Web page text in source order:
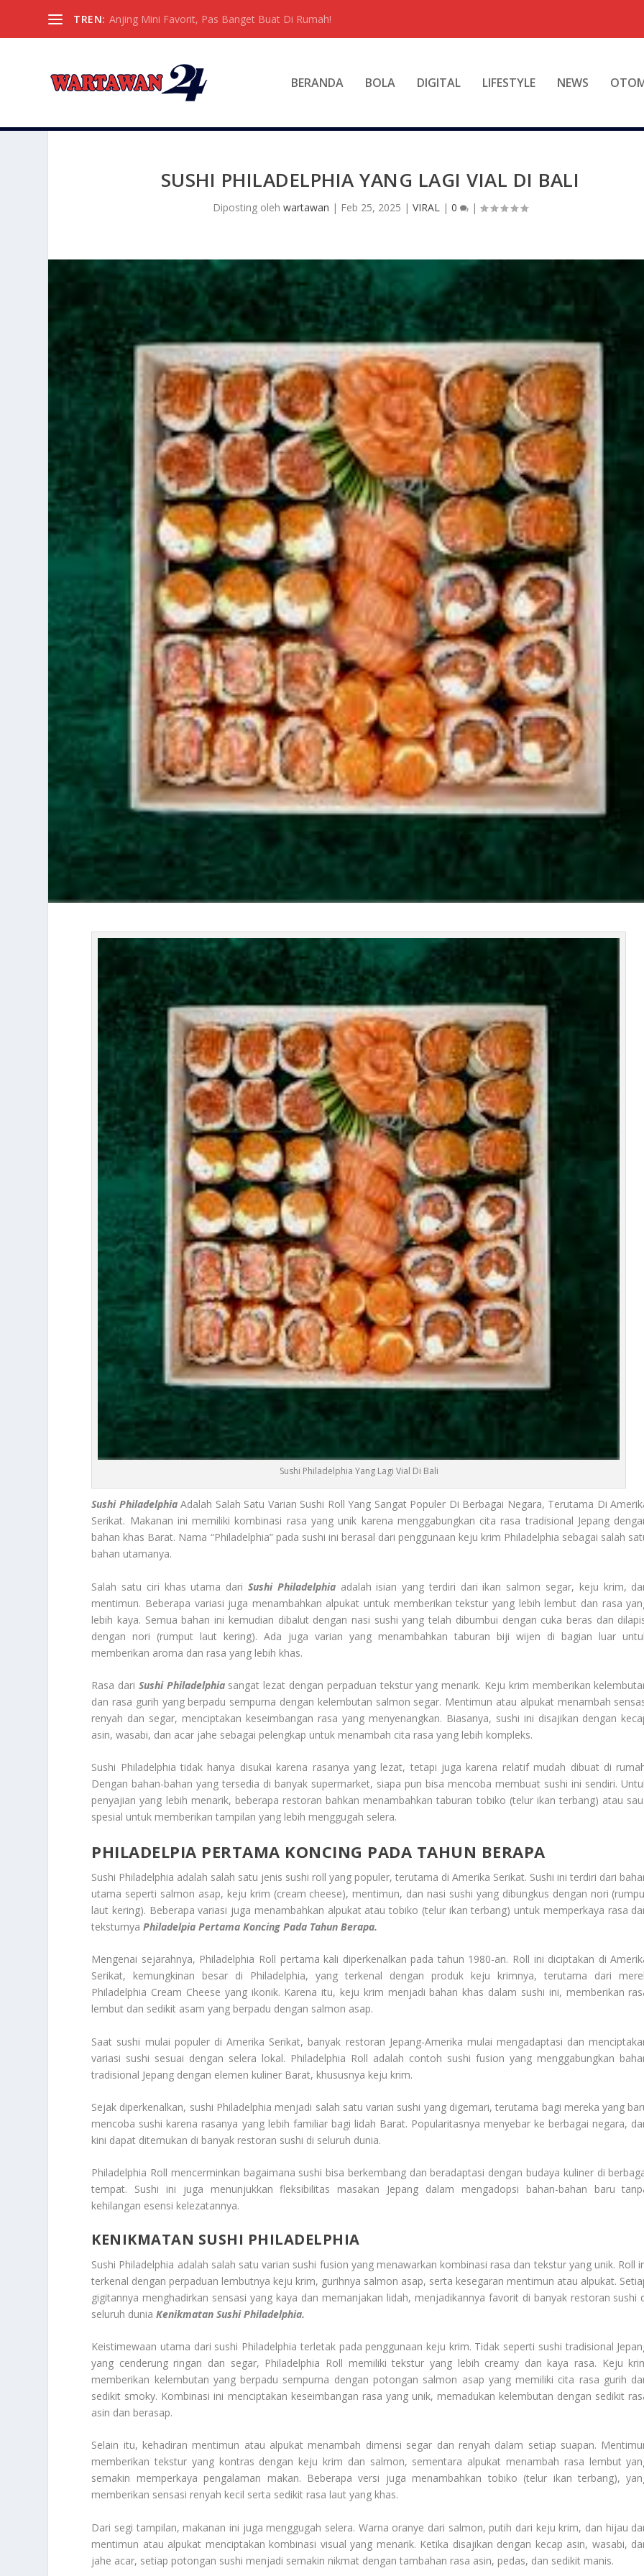
TREN: Anjing Mini Favorit, Pas Banget Buat Di Rumah!
BERANDA BOLA DIGITAL LIFESTYLE NEWS
SUSHI PHILADELPHIA YANG LAGI VIAL DI BALI
Diposting oleh wartawan | Feb 25, 2025 | VIRAL| 0 |
Sushi Philadelphia Yang Lagi Vial Di Bali
Sushi PhiladelphiaAdalah Salah Satu Varian Sushi Roll Yang Sangat Populer Di Berbagai Negara, Terutama Di
Serikat. Makanan ini memiliki kombinasi rasa yang unik karena menggabungkan cita rasa tradisional Jepang
bahan khas Barat. Nama “Philadelphia” pada sushi ini berasal dari penggunaan keju krim Philadelphia sebagai salah
bahan utamanya.
Salah satu ciri khas utama dari Sushi Philadelphiaadalah isian yang terdiri dari ikan salmon segar, keju krim,
mentimun. Beberapa variasi juga menambahkan alpukat untuk memberikan tekstur yang lebih lembut dan rasa
lebih kaya. Semua bahan ini kemudian dibalut dengan nasi sushi yang telah dibumbui dengan cuka beras dan
dengan nori (rumput laut kering). Ada juga varian yang menambahkan taburan biji wijen di bagian luar
memberikan aroma dan rasa yang lebih khas.
Rasa dari Sushi Philadelphiasangat lezat dengan perpaduan tekstur yang menarik. Keju krim memberikan
dan rasa gurih yang berpadu sempurna dengan kelembutan salmon segar. Mentimun atau alpukat menambah
renyah dan segar, menciptakan keseimbangan rasa yang menyenangkan. Biasanya, sushi ini disajikan dengan
asin, wasabi, dan acar jahe sebagai pelengkap untuk menambah cita rasa yang lebih kompleks.
Sushi Philadelphia tidak hanya disukai karena rasanya yang lezat, tetapi juga karena relatif mudah dibuat di
Dengan bahan-bahan yang tersedia di banyak supermarket, siapa pun bisa mencoba membuat sushi ini sendiri.
penyajian yang lebih menarik, beberapa restoran bahkan menambahkan taburan tobiko (telur ikan terbang) atau
spesial untuk memberikan tampilan yang lebih menggugah selera.
PHILADELPIA PERTAMA KONCING PADA TAHUN BERAPA
Sushi Philadelphia adalah salah satu jenis sushi roll yang populer, terutama di Amerika Serikat. Sushi ini terdiri dari
utama seperti salmon asap, keju krim (cream cheese), mentimun, dan nasi sushi yang dibungkus dengan nori
laut kering). Beberapa variasi juga menambahkan alpukat atau tobiko (telur ikan terbang) untuk memperkaya rasa
teksturnya Philadelpia Pertama Koncing Pada Tahun Berapa.
Mengenai sejarahnya, Philadelphia Roll pertama kali diperkenalkan pada tahun 1980-an. Roll ini diciptakan di
Serikat, kemungkinan besar di Philadelphia, yang terkenal dengan produk keju krimnya, terutama dari
Philadelphia Cream Cheese yang ikonik. Karena itu, keju krim menjadi bahan khas dalam sushi ini, memberikan
lembut dan sedikit asam yang berpadu dengan salmon asap.
Saat sushi mulai populer di Amerika Serikat, banyak restoran Jepang-Amerika mulai mengadaptasi dan
variasi sushi sesuai dengan selera lokal. Philadelphia Roll adalah contoh sushi fusion yang menggabungkan
tradisional Jepang dengan elemen kuliner Barat, khususnya keju krim.
Sejak diperkenalkan, sushi Philadelphia menjadi salah satu varian sushi yang digemari, terutama bagi mereka yang
mencoba sushi karena rasanya yang lebih familiar bagi lidah Barat. Popularitasnya menyebar ke berbagai negara,
kini dapat ditemukan di banyak restoran sushi di seluruh dunia.
Philadelphia Roll mencerminkan bagaimana sushi bisa berkembang dan beradaptasi dengan budaya kuliner di
tempat. Sushi ini juga menunjukkan fleksibilitas masakan Jepang dalam mengadopsi bahan-bahan baru
kehilangan esensi kelezatannya.
KENIKMATAN SUSHI PHILADELPHIA
Sushi Philadelphia adalah salah satu varian sushi fusion yang menawarkan kombinasi rasa dan tekstur yang unik. Roll
terkenal dengan perpaduan lembutnya keju krim, gurihnya salmon asap, serta kesegaran mentimun atau alpukat.
gigitannya menghadirkan sensasi yang kaya dan memanjakan lidah, menjadikannya favorit di banyak restoran sushi
seluruh dunia Kenikmatan Sushi Philadelphia.
Keistimewaan utama dari sushi Philadelphia terletak pada penggunaan keju krim. Tidak seperti sushi tradisional
yang cenderung ringan dan segar, Philadelphia Roll memiliki tekstur yang lebih creamy dan kaya rasa. Keju
memberikan kelembutan yang berpadu sempurna dengan potongan salmon asap yang memiliki cita rasa gurih
sedikit smoky. Kombinasi ini menciptakan keseimbangan rasa yang unik, memadukan kelembutan dengan sedikit
asin dan berasap.
Selain itu, kehadiran mentimun atau alpukat menambah dimensi segar dan renyah dalam setiap suapan.
memberikan tekstur yang kontras dengan keju krim dan salmon, sementara alpukat menambah rasa lembut
semakin memperkaya pengalaman makan. Beberapa versi juga menambahkan tobiko (telur ikan terbang),
memberikan sensasi renyah kecil serta sedikit rasa laut yang khas.
Dari segi tampilan, makanan ini juga menggugah selera. Warna oranye dari salmon, putih dari keju krim, dan hijau
mentimun atau alpukat menciptakan kombinasi visual yang menarik. Ketika disajikan dengan kecap asin, wasabi,
jahe acar, setiap potongan sushi menjadi semakin nikmat dengan tambahan rasa asin, pedas, dan sedikit manis.